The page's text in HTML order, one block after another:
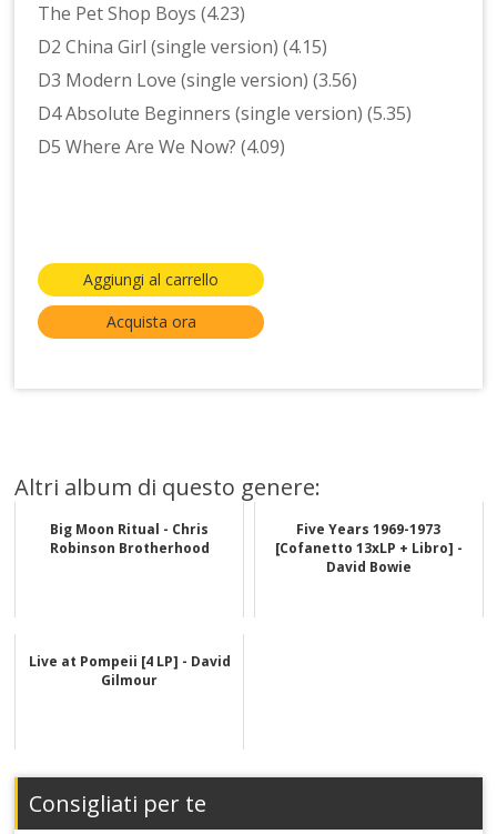
The Pet Shop Boys (4.23)
D2 China Girl (single version) (4.15)
D3 Modern Love (single version) (3.56)
D4 Absolute Beginners (single version) (5.35)
D5 Where Are We Now? (4.09)
Aggiungi al carrello
Acquista ora
Altri album di questo genere:
Big Moon Ritual - Chris
Robinson Brotherhood
Five Years 1969-1973
[Cofanetto 13xLP + Libro] -
David Bowie
Live at Pompeii [4 LP] - David
Gilmour
Consigliati per te